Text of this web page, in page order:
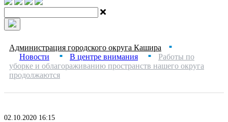
Администрация городского округа Кашира ■
Новости ■ В центре внимания ■
Работы по
уборке и облагораживанию пространств нашего округа
продолжаются
02.10.2020 16:15